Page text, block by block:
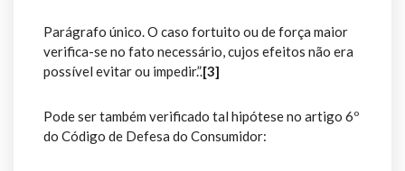
Parágrafo único. O caso fortuito ou de força maior
verifica-se no fato necessário, cujos efeitos não era
possível evitar ou impedir.”.[3]
Pode ser também verificado tal hipótese no artigo 6º
do Código de Defesa do Consumidor: